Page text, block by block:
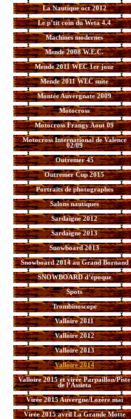
La Nautique oct 2012
Le p’tit coin du Weta 4.4
Machines modernes
Mende 2008 W.E.C.
Mende 2011 WEC 1er jour
Mende 2011 WEC suite
Montée Auvergnate 2009
Motocross
Motocross Frangy Aout 09
Motocross International de Valence
02/09
Outremer 45
Outremer Cup 2015
Portraits de photographes
Salons nautiques
Sardaigne 2012
Sardaigne 2013
Snowboard 2013
Snowboard 2014 au Grand Bornand
SNOWBOARD d’époque
Spots
Trombinoscope
Valloire 2011
Valloire 2012
Valloire 2013
Valloire 2014
Valloire 2015 et virée Parpaillon/Piste
de l’Assieta
Virée 2015 Auvergne/Lozère mai
Virée 2015 avril La Grande Motte